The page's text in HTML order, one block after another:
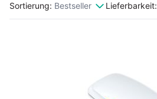
Sortierung: Bestseller Lieferbarkeit: